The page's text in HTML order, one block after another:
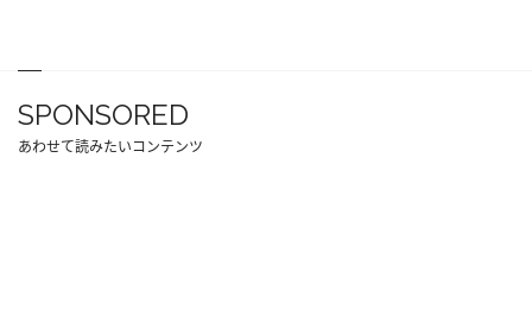
SPONSORED
あわせて読みたいコンテンツ